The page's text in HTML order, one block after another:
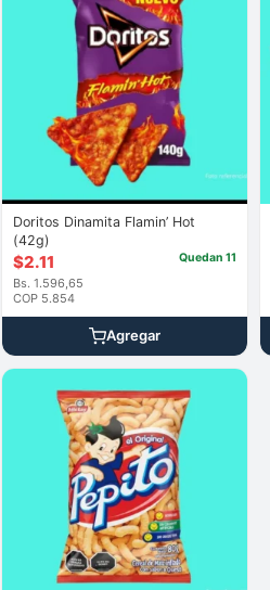
Doritos Dinamita Flamin’ Hot
(42g)
$2.11
Bs. 1.596,65
COP 5.854
Quedan 11
Agregar